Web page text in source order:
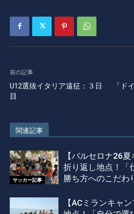
前の記事
U12選抜イタリア遠征：３日
目
「ド
関連記事
サッカー記事
【バルセロナ26
折り返し地点！「
勝ち方へのこだわ
【ACミランキャ